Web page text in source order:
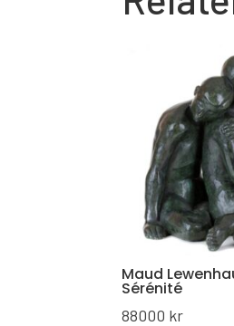
Maud
Sérénité
88000 kr